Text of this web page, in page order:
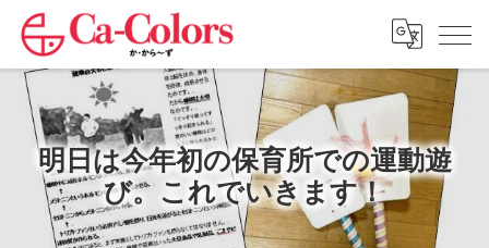
明日は今年初の保育所での運動遊
び。これでいきます！